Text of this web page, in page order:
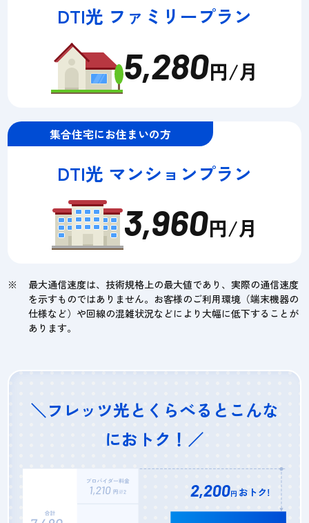
DTI光 ファミリープラン
5,280円/月
集合住宅にお住まいの方
DTI光 マンションプラン
3,960円/月
最大通信速度は、技術規格上の最大値であり、実際の通信速度
を示すものではありません。お客様のご利用環境（端末機器の
仕様など）や回線の混雑状況などにより大幅に低下することが
あります。
＼フレッツ光とくらべるとこんな
におトク！／